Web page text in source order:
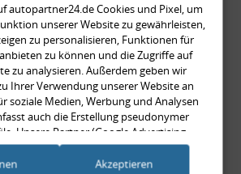
Rückleuchtenband mit
Blinker, rot, US-Ecken,
Audi 80 Cabrio, Typ 89,
OE-Nr.: 8G0945225 +
8G0945225C
999,99 €
999,99 € pro 1
autopartner24.de Cookies und Pixel, um
unserer Website zu gewährleisten,
zu personalisieren, Funktionen für
zu können und die Zugriffe auf
zu analysieren. Außerdem geben wir
Ihrer Verwendung unserer Website an
soziale Medien, Werbung und Analysen
auch die Erstellung pseudonymer
Unsere Partner (Google Advertising
diese Informationen möglicherweise mit
die Sie ihnen bereitgestellt haben
Akzeptieren